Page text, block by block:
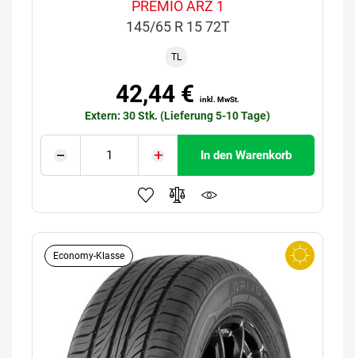
PREMIO ARZ 1
145/65 R 15 72T
TL
42,44 € inkl. MwSt.
Extern: 30 Stk. (Lieferung 5-10 Tage)
In den Warenkorb
Economy-Klasse